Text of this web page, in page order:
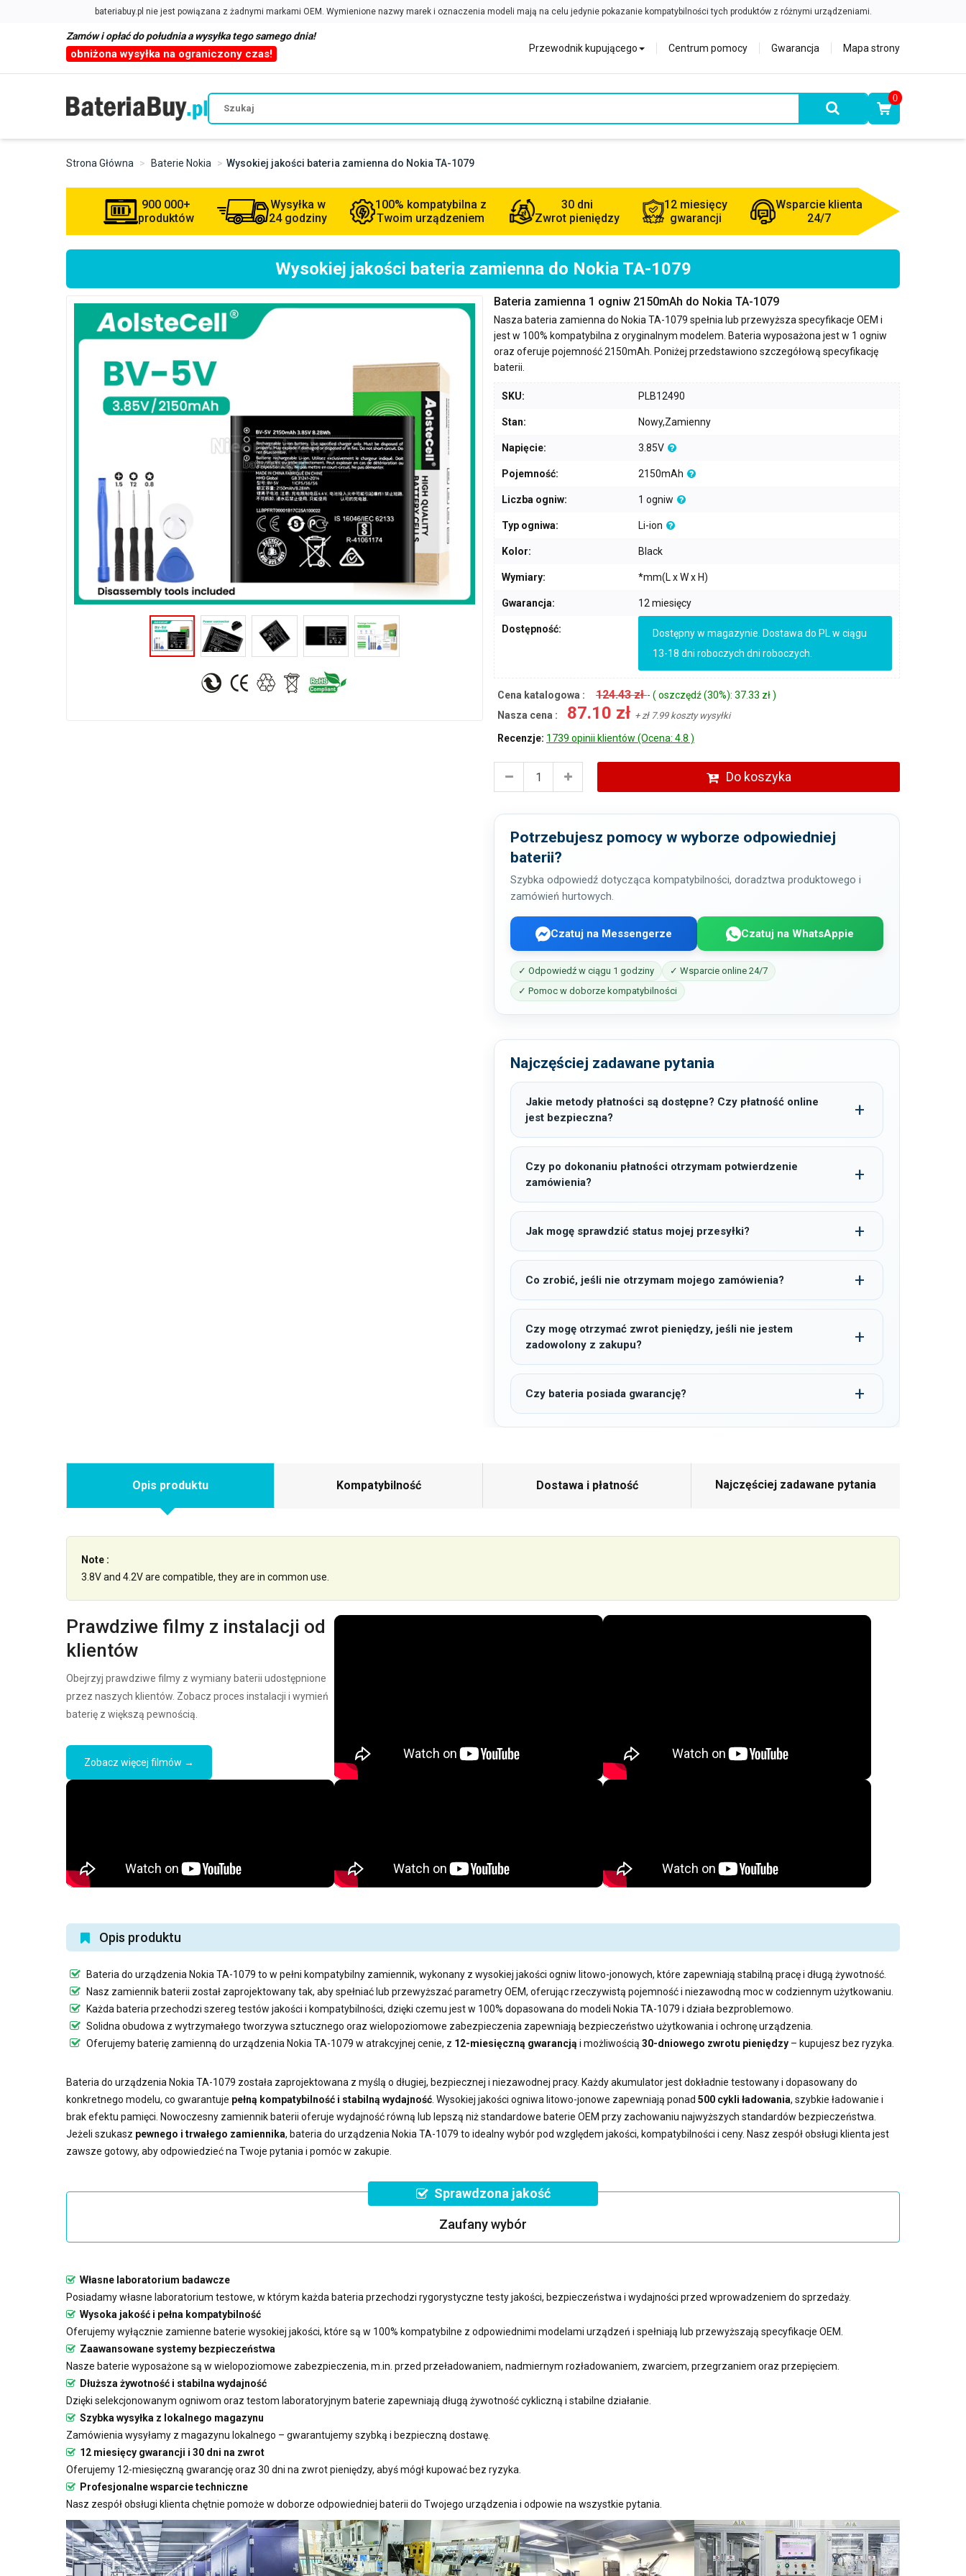
Zamów i opłać do południa a wysyłka tego samego dnia!
obniżona wysyłka na ograniczony czas! Przewodnik kupującego Centrum pomocy Gwarancja Mapa strony
0
Strona Główna Baterie Nokia Wysokiej jakości bateria zamienna do Nokia TA-1079
900 000+
produktów
Wysyłka w
24 godziny
100% kompatybilna z
Twoim urządzeniem
30 dni
Zwrot pieniędzy
12 miesięcy
gwarancji
Wsparcie klienta
24/7
Wysokiej jakości bateria zamienna do Nokia TA-1079
Bateria zamienna 1 ogniw 2150mAh do Nokia TA-1079
Nasza bateria zamienna do Nokia TA-1079 spełnia lub przewyższa specyfikacje OEM i
jest w 100% kompatybilna z oryginalnym modelem. Bateria wyposażona jest w 1 ogniw
oraz oferuje pojemność2150mAh . Poniżej przedstawiono szczegółową specyfikację
baterii.
SKU: PLB12490
Stan: Nowy,Zamienny
Napięcie: 3.85V
Pojemność: 2150mAh
Liczba ogniw: 1 ogniw
Typ ogniwa: Li-ion
Kolor: Black
Wymiary: *mm(L x W x H)
Gwarancja: 12 miesięcy
Dostępność:
Dostępny w magazynie. Dostawa do PL w ciągu
13-18 dni roboczych dni roboczych.
Cena katalogowa : 124.43 zł- ( oszczędź (30%): 37.33 zł )
Nasza cena :
87.10 zł + zł 7.99 koszty wysyłki
Recenzje: 1739 opinii klientów (Ocena: 4.8 )
Do koszyka
Potrzebujesz pomocy w wyborze odpowiedniej
baterii?
Szybka odpowiedź dotycząca kompatybilności, doradztwa produktowego i
zamówień hurtowych.
Czatuj na Messengerze Czatuj na WhatsAppie
✓ Odpowiedź w ciągu 1 godziny
✓ Wsparcie online 24/7
✓ Pomoc w doborze kompatybilności
Najczęściej zadawane pytania
Jakie metody płatności są dostępne? Czy płatność online
jest bezpieczna?
Czy po dokonaniu płatności otrzymam potwierdzenie
zamówienia?
Jak mogę sprawdzić status mojej przesyłki?
Co zrobić, jeśli nie otrzymam mojego zamówienia?
Czy mogę otrzymać zwrot pieniędzy, jeśli nie jestem
zadowolony z zakupu?
Czy bateria posiada gwarancję?
Opis produktu Kompatybilność Dostawa i płatność Najczęściej zadawane pytania
Note :
3.8V and 4.2V are compatible, they are in common use.
Prawdziwe filmy z instalacji od
klientów
Obejrzyj prawdziwe filmy z wymiany baterii udostępnione
przez naszych klientów. Zobacz proces instalacji i wymień
baterię z większą pewnością.
Zobacz więcej filmów →
Opis produktu
Bateria do urządzenia Nokia TA-1079 to w pełni kompatybilny zamiennik, wykonany z wysokiej jakości ogniw litowo-jonowych, które zapewniają stabilną pracę i długą żywotność.
Nasz zamiennik baterii został zaprojektowany tak, aby spełniać lub przewyższać parametry OEM, oferując rzeczywistą pojemność i niezawodną moc w codziennym użytkowaniu.
Każda bateria przechodzi szereg testów jakości i kompatybilności, dzięki czemu jest w 100% dopasowana do modeli Nokia TA-1079 i działa bezproblemowo.
Solidna obudowa z wytrzymałego tworzywa sztucznego oraz wielopoziomowe zabezpieczenia zapewniają bezpieczeństwo użytkowania i ochronę urządzenia.
Oferujemy baterię zamienną do urządzenia Nokia TA-1079 w atrakcyjnej cenie, z 12-miesięczną gwarancją i możliwością 30-dniowego zwrotu pieniędzy – kupujesz bez ryzyka.
Bateria do urządzenia Nokia TA-1079 została zaprojektowana z myślą o długiej, bezpiecznej i niezawodnej pracy. Każdy akumulator jest dokładnie testowany i dopasowany do
konkretnego modelu, co gwarantuje pełną kompatybilność i stabilną wydajność . Wysokiej jakości ogniwa litowo-jonowe zapewniają ponad 500 cykli ładowania, szybkie ładowanie i
brak efektu pamięci. Nowoczesny zamiennik baterii oferuje wydajność równą lub lepszą niż standardowe baterie OEM przy zachowaniu najwyższych standardów bezpieczeństwa.
Jeżeli szukasz pewnego i trwałego zamiennika, bateria do urządzenia Nokia TA-1079 to idealny wybór pod względem jakości, kompatybilności i ceny. Nasz zespół obsługi klienta jest
zawsze gotowy, aby odpowiedzieć na Twoje pytania i pomóc w zakupie.
Sprawdzona jakość
Zaufany wybór
Własne laboratorium badawcze
Posiadamy własne laboratorium testowe, w którym każda bateria przechodzi rygorystyczne testy jakości, bezpieczeństwa i wydajności przed wprowadzeniem do sprzedaży.
Wysoka jakość i pełna kompatybilność
Oferujemy wyłącznie zamienne baterie wysokiej jakości, które są w 100% kompatybilne z odpowiednimi modelami urządzeń i spełniają lub przewyższają specyfikacje OEM.
Zaawansowane systemy bezpieczeństwa
Nasze baterie wyposażone są w wielopoziomowe zabezpieczenia, m.in. przed przeładowaniem, nadmiernym rozładowaniem, zwarciem, przegrzaniem oraz przepięciem.
Dłuższa żywotność i stabilna wydajność
Dzięki selekcjonowanym ogniwom oraz testom laboratoryjnym baterie zapewniają długą żywotność cykliczną i stabilne działanie.
Szybka wysyłka z lokalnego magazynu
Zamówienia wysyłamy z magazynu lokalnego – gwarantujemy szybką i bezpieczną dostawę.
12 miesięcy gwarancji i 30 dni na zwrot
Oferujemy 12-miesięczną gwarancję oraz 30 dni na zwrot pieniędzy, abyś mógł kupować bez ryzyka.
Profesjonalne wsparcie techniczne
Nasz zespół obsługi klienta chętnie pomoże w doborze odpowiedniej baterii do Twojego urządzenia i odpowie na wszystkie pytania.